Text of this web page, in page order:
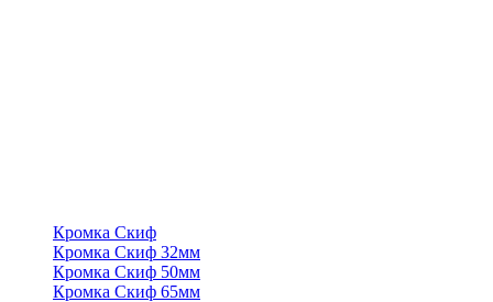
Кромка Скиф
Кромка Скиф 32мм
Кромка Скиф 50мм
Кромка Скиф 65мм